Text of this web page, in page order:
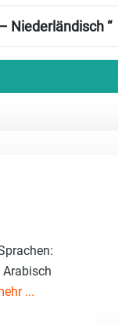
Niederländisch “
...